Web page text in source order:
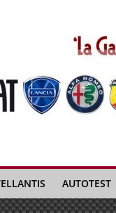
AUTOTEST